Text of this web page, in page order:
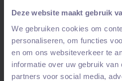
Deze website maakt gebruik
We gebruiken cookies om
personaliseren, om functies
en om ons websiteverkeer te
informatie over uw gebruik van
partners voor social media,
achternaam en om welke
Join WhatsAppgroep
Stuur WhatsAppje